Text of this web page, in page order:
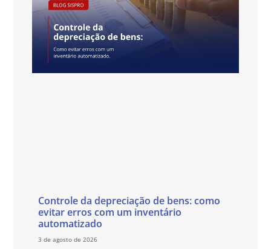
Controle da depreciação de bens: como
evitar erros com um inventário
automatizado
3 de agosto de 2026